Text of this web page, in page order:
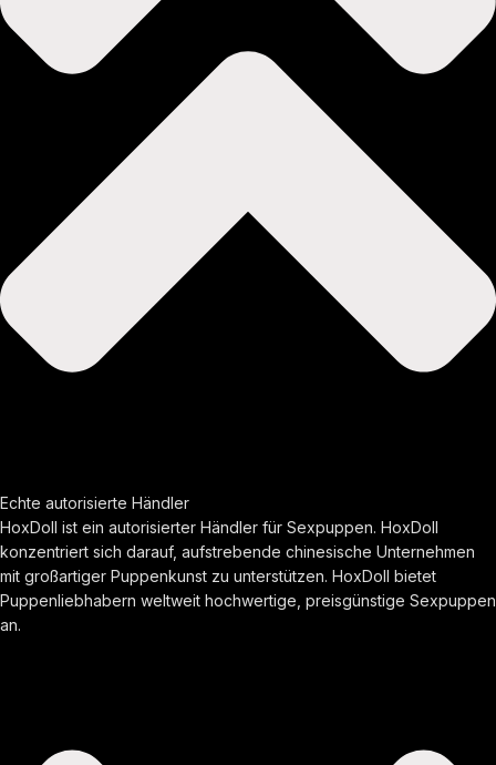
Echte autorisierte Händler
HoxDoll ist ein autorisierter Händler für Sexpuppen. HoxDoll
konzentriert sich darauf, aufstrebende chinesische Unternehmen
mit großartiger Puppenkunst zu unterstützen. HoxDoll bietet
Puppenliebhabern weltweit hochwertige, preisgünstige Sexpuppen
an.